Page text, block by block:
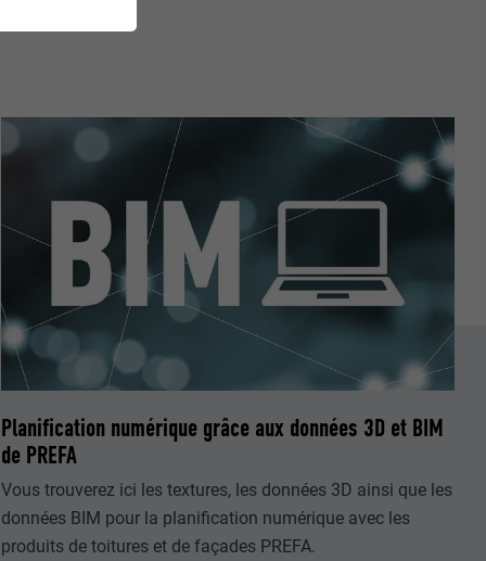
Planification numérique grâce aux données 3D et BIM
de PREFA
Vous trouverez ici les textures, les données 3D ainsi que les
données BIM pour la planification numérique avec les
produits de toitures et de façades PREFA.
les
qui
le
l'outil
le site
sur le site
les
cela les
des